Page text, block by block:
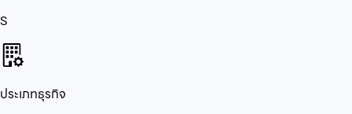
S
ประเภทธุรกิจ